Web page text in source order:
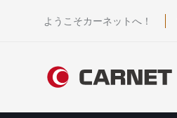
ようこそカーネットへ！